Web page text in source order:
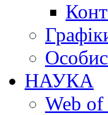
НАУКА
Web of